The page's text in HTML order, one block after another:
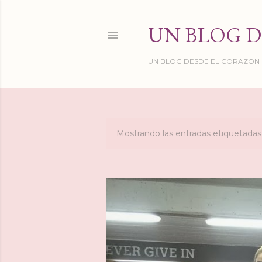
UN BLOG
UN BLOG DESDE EL
t
r
a
Mostrando las entradas